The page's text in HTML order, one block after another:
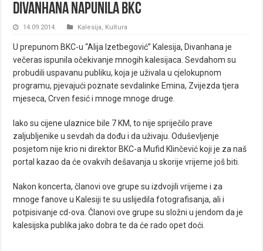
Divanhana napunila BKC
14.09.2014. Kalesija Kultura
U prepunom BKC-u “Alija Izetbegović” Kalesija, Divanhana je
večeras ispunila očekivanje mnogih kalesijaca. Sevdahom su
probudili uspavanu publiku, koja je uživala u cjelokupnom
programu, pjevajući poznate sevdalinke Emina, Zvijezda tjera
mjeseca, Crven fesić i mnoge mnoge druge.
Iako su cijene ulaznice bile 7 KM, to nije spriječilo prave
zaljubljenike u sevdah da dođu i da uživaju. Oduševljenje
posjetom nije krio ni direktor BKC-a Mufid Klinčević koji je za naš
portal kazao da će ovakvih dešavanja u skorije vrijeme još biti.
Nakon koncerta, članovi ove grupe su izdvojili vrijeme i za
mnoge fanove u Kalesiji te su uslijedila fotografisanja, ali i
potpisivanje cd-ova. Članovi ove grupe su složni u jendom da je
kalesijska publika jako dobra te da će rado opet doći.